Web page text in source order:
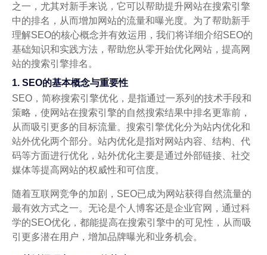
之一，尤其对新手来说，它可以帮助提升网站在搜索引擎
中的排名，从而增加网站的流量和曝光度。为了帮助新手
理解SEO的核心概念并有效运用，我们将详细介绍SEO的
基础知识和实践方法，帮助您从零开始优化网站，提高网
站的搜索引擎排名。
1. SEO的基本概念与重要性
SEO，简称搜索引擎优化，是指通过一系列的技术手段和
策略，使网站在搜索引擎的自然搜索结果中排名更靠前，
从而吸引更多的目标流量。搜索引擎优化分为站内优化和
站外优化两个部分。站内优化是指对网站内容、结构、代
码等方面进行优化，站外优化主要是通过外部链接、社交
媒体等提高网站的权威性和可信度。
随着互联网竞争的加剧，SEO已成为网站获得自然流量的
最有效方式之一。无论是个人博客还是企业官网，通过科
学的SEO优化，都能提高在搜索引擎中的可见性，从而吸
引更多潜在用户，增加品牌曝光和业务机会。